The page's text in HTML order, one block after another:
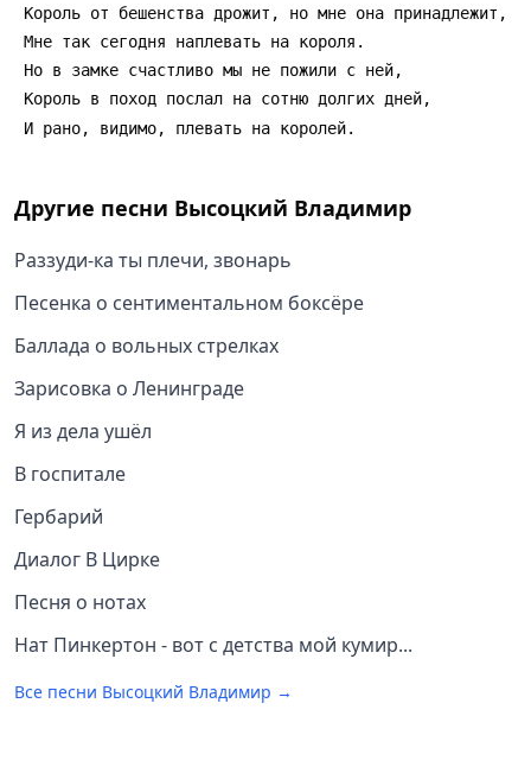
Другие песни Высоцкий Владимир
Раззуди-ка ты плечи, звонарь
Песенка о сентиментальном боксёре
Баллада о вольных стрелках
Зарисовка о Ленинграде
Я из дела ушёл
В госпитале
Гербарий
Диалог В Цирке
Песня о нотах
Нат Пинкертон - вот с детства мой кумир...
Все песни Высоцкий Владимир →